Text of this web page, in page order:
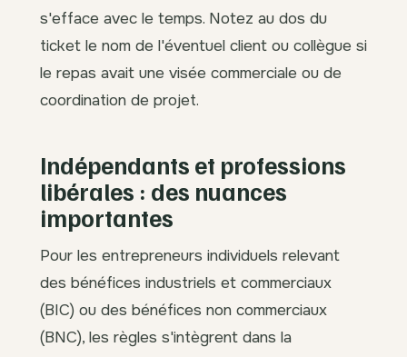
s'efface avec le temps. Notez au dos du
ticket le nom de l'éventuel client ou collègue si
le repas avait une visée commerciale ou de
coordination de projet.
Indépendants et professions
libérales : des nuances
importantes
Pour les entrepreneurs individuels relevant
des bénéfices industriels et commerciaux
(BIC) ou des bénéfices non commerciaux
(BNC), les règles s'intègrent dans la